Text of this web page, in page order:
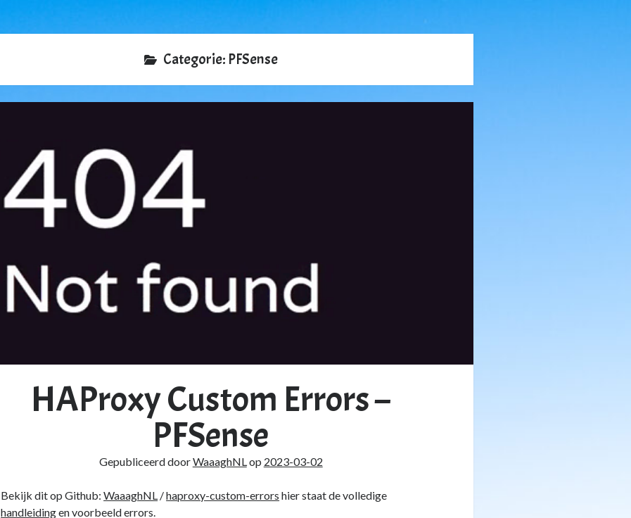
Categorie: PFSense
HAProxy Custom Errors –
PFSense
Gepubliceerd doorWaaaghNLop 2023-03-02
Bekijk dit op Github:WaaaghNL /haproxy-custom-errors hier staat de volledige
handleidingen voorbeeld errors.